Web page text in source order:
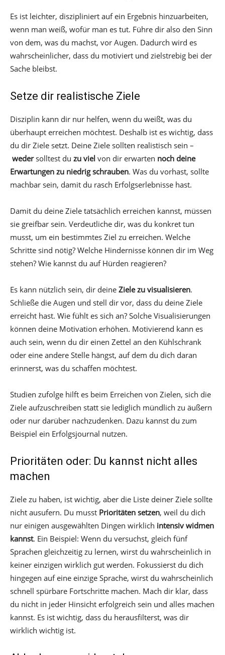
Es ist leichter, diszipliniert auf ein Ergebnis hinzuarbeiten,
wenn man weiß, wofür man es tut. Führe dir also den Sinn
von dem, was du machst, vor Augen. Dadurch wird es
wahrscheinlicher, dass du motiviert und zielstrebig bei der
Sache bleibst.
Setze dir realistische Ziele
Disziplin kann dir nur helfen, wenn du weißt, was du
überhaupt erreichen möchtest. Deshalb ist es wichtig, dass
du dir Ziele setzt. Deine Ziele sollten realistisch sein –
wedersolltest du zu viel von dir erwarten noch deine
Erwartungen zu niedrig schrauben. Was du vorhast, sollte
machbar sein, damit du rasch Erfolgserlebnisse hast.
Damit du deine Ziele tatsächlich erreichen kannst, müssen
sie greifbar sein. Verdeutliche dir, was du konkret tun
musst, um ein bestimmtes Ziel zu erreichen. Welche
Schritte sind nötig? Welche Hindernisse können dir im Weg
stehen? Wie kannst du auf Hürden reagieren?
Es kann nützlich sein, dir deine Ziele zu visualisieren.
Schließe die Augen und stell dir vor, dass du deine Ziele
erreicht hast. Wie fühlt es sich an? Solche Visualisierungen
können deine Motivation erhöhen. Motivierend kann es
auch sein, wenn du dir einen Zettel an den Kühlschrank
oder eine andere Stelle hängst, auf dem du dich daran
erinnerst, was du schaffen möchtest.
Studien zufolge hilft es beim Erreichen von Zielen, sich die
Ziele aufzuschreiben statt sie lediglich mündlich zu äußern
oder nur darüber nachzudenken. Dazu kannst du zum
Beispiel ein Erfolgsjournal nutzen.
Prioritäten oder: Du kannst nicht alles
machen
Ziele zu haben, ist wichtig, aber die Liste deiner Ziele sollte
nicht ausufern. Du musst Prioritäten setzen, weil du dich
nur einigen ausgewählten Dingen wirklich intensiv widmen
kannst. Ein Beispiel: Wenn du versuchst, gleich fünf
Sprachen gleichzeitig zu lernen, wirst du wahrscheinlich in
keiner einzigen wirklich gut werden. Fokussierst du dich
hingegen auf eine einzige Sprache, wirst du wahrscheinlich
schnell spürbare Fortschritte machen. Mach dir klar, dass
du nicht in jeder Hinsicht erfolgreich sein und alles machen
kannst. Es ist wichtig, dass du herausfilterst, was dir
wirklich wichtig ist.